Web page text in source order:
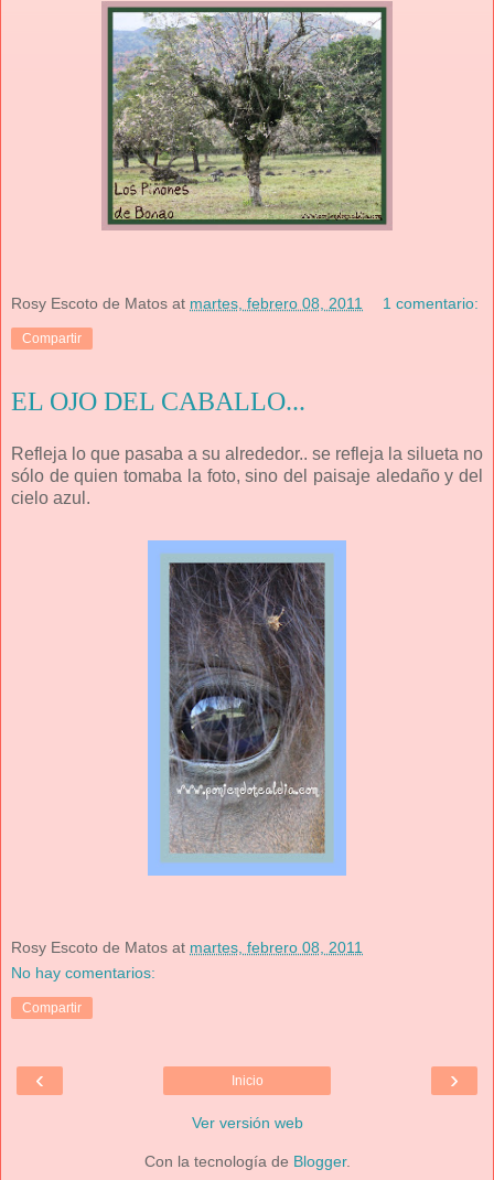
Rosy Escoto de Matos at martes, febrero 08, 2011 1 comentario:
Compartir
EL OJO DEL CABALLO...
Refleja lo que pasaba a su alrededor.. se refleja la silueta no
sólo de quien tomaba la foto, sino del paisaje aledaño y del
cielo azul.
Rosy Escoto de Matos at martes, febrero 08, 2011
No hay comentarios:
Compartir
‹ ›
Inicio
Ver versión web
Con la tecnología de Blogger.